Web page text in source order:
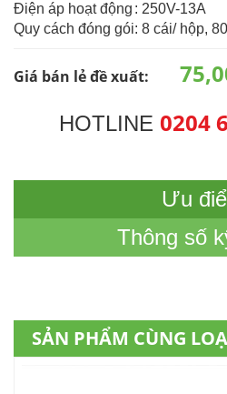
Điện áp hoạt động : 250V-13A
Quy cách đóng gói: 8 cái/ hộp,
Giá bán lẻ đề xuất:
HOTLINE 0204
Ưu
Thông số
SẢN PHẨM CÙNG